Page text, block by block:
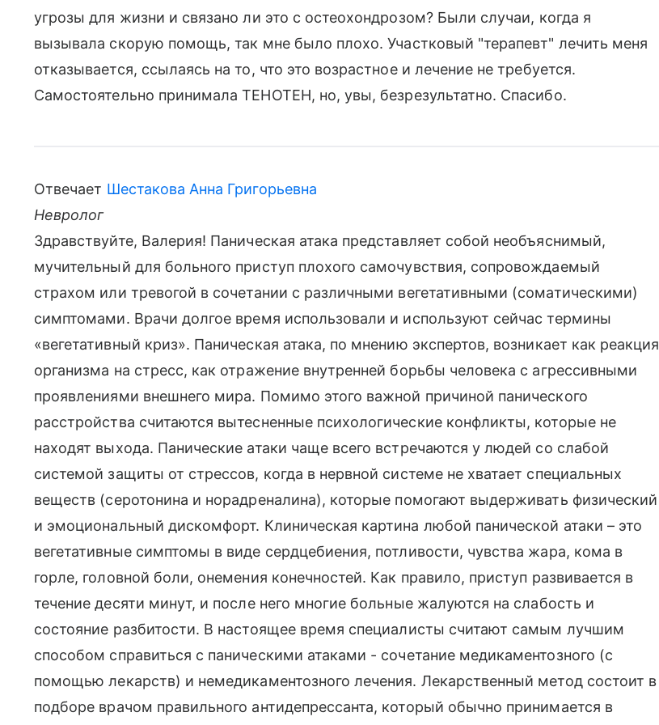
угрозы для жизни и связано ли это с остеохондрозом? Были случаи, когда я
вызывала скорую помощь, так мне было плохо. Участковый "терапевт" лечить меня
отказывается, ссылаясь на то, что это возрастное и лечение не требуется.
Самостоятельно принимала ТЕНОТЕН, но, увы, безрезультатно. Спасибо.
Отвечает Шестакова Анна Григорьевна
Невролог
Здравствуйте, Валерия! Паническая атака представляет собой необъяснимый,
мучительный для больного приступ плохого самочувствия, сопровождаемый
страхом или тревогой в сочетании с различными вегетативными (соматическими)
симптомами. Врачи долгое время использовали и используют сейчас термины
«вегетативный криз». Паническая атака, по мнению экспертов, возникает как реакция
организма на стресс, как отражение внутренней борьбы человека с агрессивными
проявлениями внешнего мира. Помимо этого важной причиной панического
расстройства считаются вытесненные психологические конфликты, которые не
находят выхода. Панические атаки чаще всего встречаются у людей со слабой
системой защиты от стрессов, когда в нервной системе не хватает специальных
веществ (серотонина и норадреналина), которые помогают выдерживать физический
и эмоциональный дискомфорт. Клиническая картина любой панической атаки – это
вегетативные симптомы в виде сердцебиения, потливости, чувства жара, кома в
горле, головной боли, онемения конечностей. Как правило, приступ развивается в
течение десяти минут, и после него многие больные жалуются на слабость и
состояние разбитости. В настоящее время специалисты считают самым лучшим
способом справиться с паническими атаками - сочетание медикаментозного (с
помощью лекарств) и немедикаментозного лечения. Лекарственный метод состоит в
подборе врачом правильного антидепрессанта, который обычно принимается в